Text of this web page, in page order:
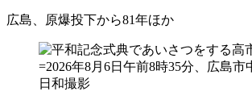
広島、原爆投下から81年ほか